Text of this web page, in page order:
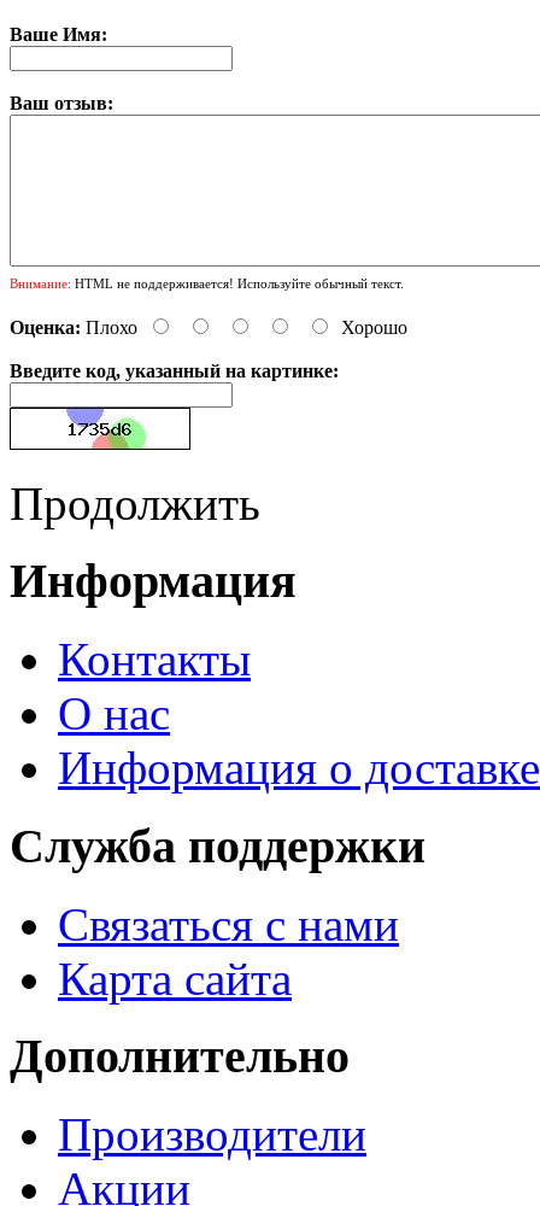
Ваше Имя:
Ваш отзыв:
Внимание: HTML не поддерживается! Используйте обычный текст.
Оценка: Плохо Хорошо
Введите код, указанный на картинке:
Продолжить
Информация
Контакты
О нас
Информация о доставке
Служба поддержки
Связаться с нами
Карта сайта
Дополнительно
Производители
Акции